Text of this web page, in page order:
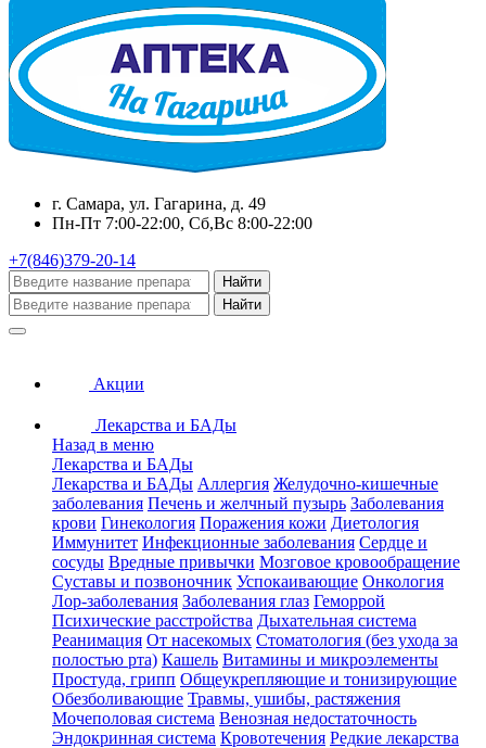
г. Самара, ул. Гагарина, д. 49
Пн-Пт 7:00-22:00, Сб,Вс 8:00-22:00
+7(846)379-20-14
Найти
Найти
Акции
Лекарства и БАДы
Назад в меню
Лекарства и БАДы
Лекарства и БАДы Аллергия Желудочно-кишечные
заболевания Печень и желчный пузырь Заболевания
крови Гинекология Поражения кожи Диетология
Иммунитет Инфекционные заболевания Сердце и
сосуды Вредные привычки Мозговое кровообращение
Суставы и позвоночник Успокаивающие Онкология
Лор-заболевания Заболевания глаз Геморрой
Психические расстройства Дыхательная система
Реанимация От насекомых Стоматология (без ухода за
полостью рта) Кашель Витамины и микроэлементы
Простуда, грипп Общеукрепляющие и тонизирующие
Обезболивающие Травмы, ушибы, растяжения
Мочеполовая система Венозная недостаточность
Эндокринная система Кровотечения Редкие лекарства